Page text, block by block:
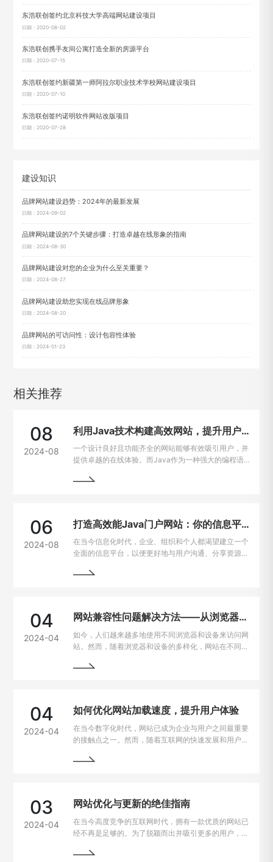
东浩联创签约北京科技大学高端网站建设项目
日期：2020-08-02
东浩联创携手友间公寓打造全新的房源平台
日期：2020-07-15
东浩联创签约新疆第一师阿拉尔职业技术学校网站建设项目
日期：2020-07-10
东浩联创签约诺明软件网站改版项目
日期：2020-07-28
建设知识
品牌网站建设趋势：2024年的最新发展
日期：2024-09-02
品牌网站建设的7个关键步骤：打造卓越在线形象的指南
日期：2024-08-30
品牌网站建设对您的企业为什么至关重要？
日期：2024-08-27
品牌网站建设助您实现在线品牌形象
日期：2024-08-20
品牌网站的可访问性：设计包容性体验
日期：2024-01-23
相关推荐
08
2024-08
利用Java技术构建高效网站，提升用户在线体验
一个设计良好且功能齐全的网站能够有效吸引用户，并
提供卓越的在线体验。而Java作为一种强大的编程语
的热门选择。
06
2024-08
打造高效能Java门户网站：你的信息平台解决方案
在当今信息化时代，企业、组织和个人都渴望建立一个
全面的信息平台，以便更好地与用户沟通、分享资源和
为构建门户网站的首选技术之一。
04
2024-04
网站兼容性问题解决方法——从浏览器到设备的完美适配
如今，人们越来越多地使用不同浏览器和设备来访问网
站。然而，随着浏览器和设备的多样化，网站在不同平
在电脑、手机、平板上都能有良好的使用体验，我们需
04
2024-04
如何优化网站加载速度，提升用户体验
在当今数字化时代，网站已成为企业与用户之间最重要
的接触点之一。然而，随着互联网的快速发展和用户需
重要因素。一般来说，如果一个网站的加载速度过慢，
验，成为了每个网站主的重要课题。
03
2024-04
网站优化与更新的绝佳指南
在当今高度竞争的互联网时代，拥有一款优质的网站已
经不再是足够的。为了脱颖而出并吸引更多的用户，持
如何进行网站的持续优化与更新，以帮助您实现网站的